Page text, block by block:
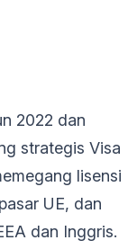
2022 dan
strategis Visa
lisensi
UE, dan
dan Inggris.